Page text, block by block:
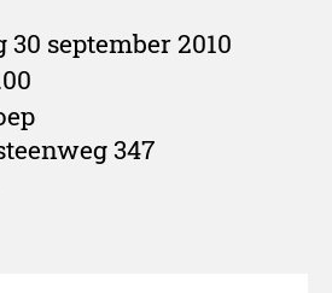
30 september 2010
347